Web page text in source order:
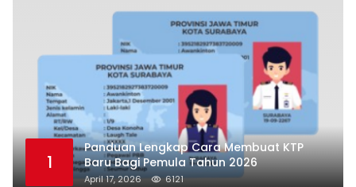
1
Panduan Lengkap Cara Membuat KTP
Baru Bagi Pemula Tahun 2026
April 17, 2026 6121